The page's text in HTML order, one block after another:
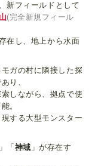
新フィールドとして
(完全新規フィール
在し、地上から水面
ガの村に隣接した探
り、
しながら、拠点で使
。
する大型モンスター
」「 神域 」が存在す